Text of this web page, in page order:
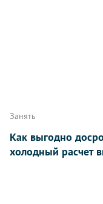
Занять
Как выгодно
холодный расчет